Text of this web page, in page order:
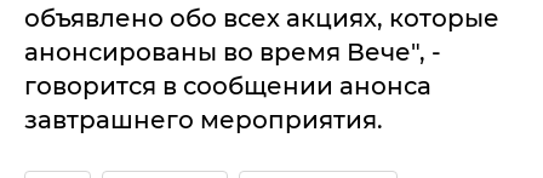
объявлено обо всех акциях, которые
анонсированы во время Вече", -
говорится в сообщении анонса
завтрашнего мероприятия.